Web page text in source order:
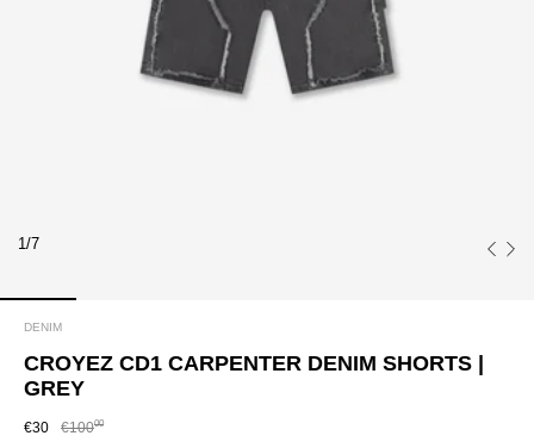
1/7
DENIM
CROYEZ CD1 CARPENTER DENIM SHORTS |
GREY
€30 €10000